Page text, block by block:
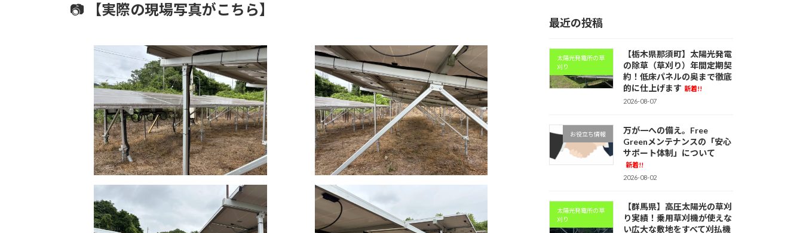
📷 【実際の現場写真がこちら】
最近の投稿
太陽光発電所の草
刈り
【栃木県那須町】太陽光発電
の除草（草刈り）年間定期契
約！低床パネルの奥まで徹底
的に仕上げます 新着!!
2026-08-07
お役立ち情報
万が一への備え。Free
Greenメンテナンスの「安心
サポート体制」について
新着!!
2026-08-02
太陽光発電所の草
刈り
【群馬県】高圧太陽光の草刈
り実績！乗用草刈機が使えな
い広大な敷地をすべて刈払機